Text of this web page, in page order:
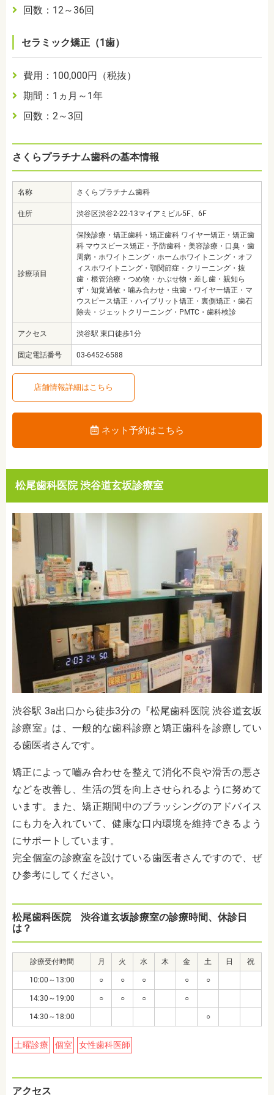
回数：12～36回
セラミック矯正（1歯）
費用：100,000円（税抜）
期間：1ヵ月～1年
回数：2～3回
さくらプラチナム歯科の基本情報
名称 さくらプラチナム歯科
住所 渋谷区渋谷2-22-13マイアミビル5F、6F
診療項目
保険診療・矯正歯科・矯正歯科 ワイヤー矯正・矯正歯
科 マウスピース矯正・予防歯科・美容診療・口臭・歯
周病・ホワイトニング・ホームホワイトニング・オフ
ィスホワイトニング・顎関節症・クリーニング・抜
歯・根管治療・つめ物・かぶせ物・差し歯・親知ら
ず・知覚過敏・噛み合わせ・虫歯・ワイヤー矯正・マ
ウスピース矯正・ハイブリット矯正・裏側矯正・歯石
除去・ジェットクリーニング・PMTC・歯科検診
アクセス 渋谷駅 東口徒歩1分
固定電話番号 03-6452-6588
店舗情報詳細はこちら
ネット予約はこちら
松尾歯科医院 渋谷道玄坂診療室
渋谷駅 3a出口から徒歩3分の『松尾歯科医院 渋谷道玄坂
診療室』は、一般的な歯科診療と矯正歯科を診療してい
る歯医者さんです。
矯正によって嚙み合わせを整えて消化不良や滑舌の悪さ
などを改善し、生活の質を向上させられるように努めて
います。また、矯正期間中のブラッシングのアドバイス
にも力を入れていて、健康な口内環境を維持できるよう
にサポートしています。
完全個室の診療室を設けている歯医者さんですので、ぜ
ひ参考にしてください。
松尾歯科医院 渋谷道玄坂診療室の診療時間、休診日
は？
診療受付時間 月 火 水 木 金 土 日 祝
10:00～13:00 ○ ○ ○ ○ ○
14:30～19:00 ○ ○ ○ ○
14:30～18:00 ○
土曜診療 個室 女性歯科医師
アクセス